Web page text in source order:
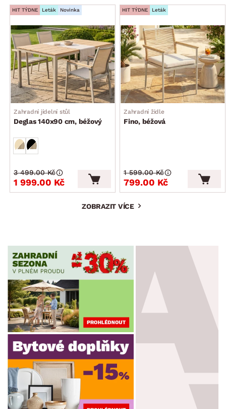
HIT TÝDNE Leták Novinka
Zahradní jídelní stůl
Deglas 140x90 cm, béžový
1 999.00 Kč
3 499.00 Kč
HIT TÝDNE Leták
Zahradní židle
Fino, béžová
799.00 Kč
1 599.00 Kč
ZOBRAZIT VÍCE